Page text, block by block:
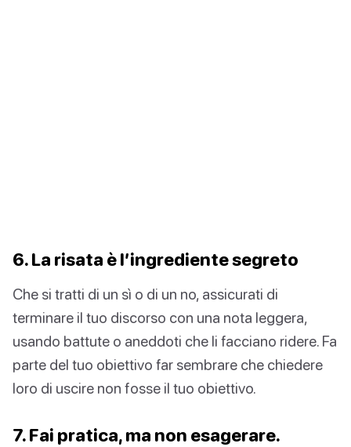
6. La risata è l’ingrediente segreto
Che si tratti di un sì o di un no, assicurati di
terminare il tuo discorso con una nota leggera,
usando battute o aneddoti che li facciano ridere. Fa
parte del tuo obiettivo far sembrare che chiedere
loro di uscire non fosse il tuo obiettivo.
7. Fai pratica, ma non esagerare.